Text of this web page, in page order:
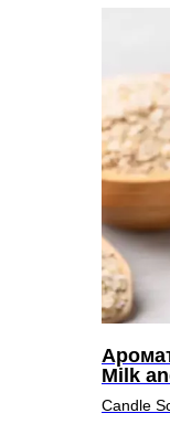
Milk
Candle